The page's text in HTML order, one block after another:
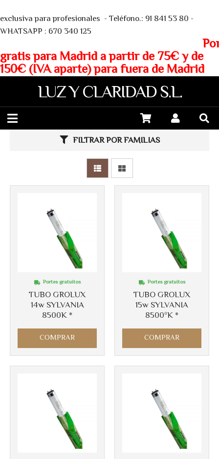
exclusiva para profesionales - Teléfono.: 91 841 53 80 -
WHATSAPP : 670 340 125
gratis para Madrid a partir de 75€ y de
150€ (IVA aparte) para fuera de Madrid
LUZ Y CLARIDAD S.L.
FILTRAR POR FAMILIAS
TUBO GROLUX
14w SYLVANIA
8500K *
Portes gratuitos
COMPRAR
TUBO GROLUX
15w SYLVANIA
8500ºK *
Portes gratuitos
COMPRAR
Más info Más info
Más info Más info